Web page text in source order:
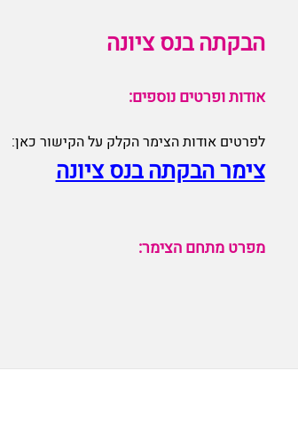
הבקתה בנס ציונה
אודות ופרטים נוספים:
לפרטים אודות הצימר הקלק על הקישור כאן:
צימר הבקתה בנס ציונה
מפרט מתחם הצימר: